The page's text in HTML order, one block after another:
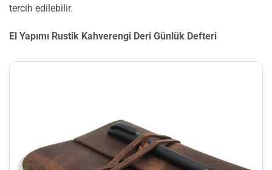
tercih edilebilir.
El Yapımı Rustik Kahverengi Deri Günlük Defteri